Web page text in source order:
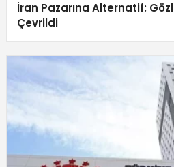
İran Pazarına Alternatif:
Çevrildi